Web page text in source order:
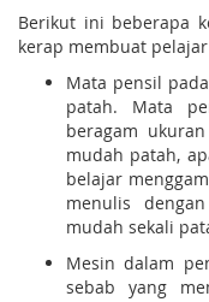
Berikut ini beberapa
kerap membuat
Mata pensil
patah. Mata
beragam
mudah patah,
belajar
menulis
mudah sekali
Mesin dalam
sebab yang